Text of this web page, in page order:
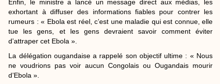
Enfin, le ministre a lancé un message direct aux médias, les
exhortant à diffuser des informations fiables pour contrer les
rumeurs : « Ebola est réel, c’est une maladie qui est connue, elle
tue les gens, et les gens devraient savoir comment éviter
d’attraper cet Ebola ».
​La délégation ougandaise a rappelé son objectif ultime : « Nous
ne voudrions pas voir aucun Congolais ou Ougandais mourir
d’Ebola ».